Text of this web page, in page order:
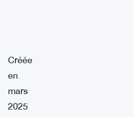
Créée
en
mars
2025